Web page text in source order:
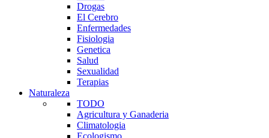
Drogas
El Cerebro
Enfermedades
Fisiologia
Genetica
Salud
Sexualidad
Terapias
Naturaleza
TODO
Agricultura y Ganaderia
Climatologia
Ecologismo